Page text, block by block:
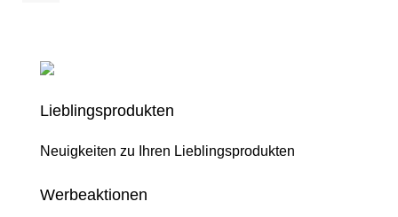
Lieblingsprodukten
Neuigkeiten zu Ihren Lieblingsprodukten
Werbeaktionen